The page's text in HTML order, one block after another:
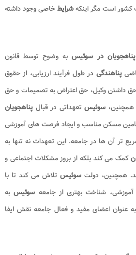
کشور است مگر اینکهشرایطخاصی وجود داشته
پناهجویان در سوئیسبه وضوح توسط قانون
پناهندگی در طول فرآیند ارزیابی، از حقوق
حق داشتن وکیل، حق اعتراض به تصمیمات و حق
سوئیستعهداتی در قبال پناهجویان
تامین مسکن مناسب و ایجاد فرصت های آموزشی
تر آن ها در جامعه. این تعهدات نه تنها به
کمک می کند بلکه از بروز مشکلات اجتماعی و
همچنین، دولت سوئیس تلاش می کند تا با
آموزشی، شناخت بهتری از جامعه سوئیسبه
به عنوان اعضای مفید و فعال جامعه نقش ایفا